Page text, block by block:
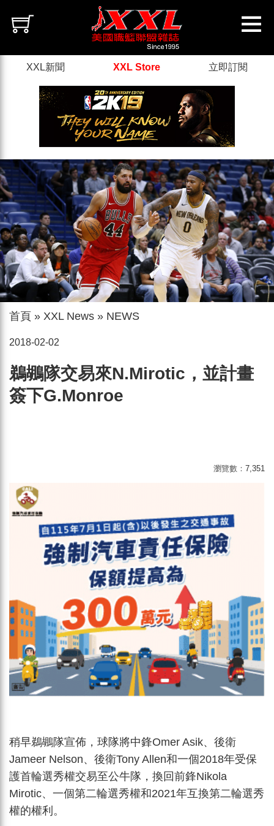
XXL新聞 XXL Store 立即訂閱
首頁 » XXL News » NEWS
2018-02-02
鵜鶘隊交易來N.Mirotic，並計畫
簽下G.Monroe
瀏覽數： 7,351
稍早鵜鶘隊宣佈，球隊將中鋒Omer Asik、後衛
Jameer Nelson、後衛Tony Allen和一個2018年受保
護首輪選秀權交易至公牛隊，換回前鋒Nikola
Mirotic、一個第二輪選秀權和2021年互換第二輪選秀
權的權利。